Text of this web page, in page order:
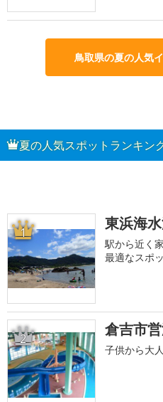
鳥取県の夏の人気
夏の人気スポットランキン
1 東浜海
駅から近く
最適なスポ
2 倉吉市
子供から大